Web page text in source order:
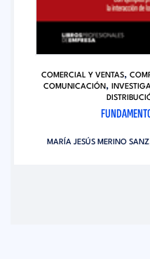
COMERCIAL Y VENTAS,
COMUNICACIÓN,
MARÍA JESÚS MERINO SANZ